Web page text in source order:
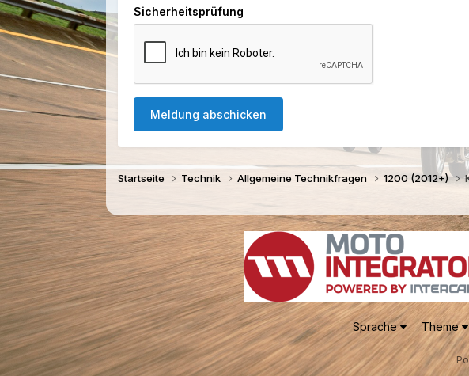
Sicherheitsprüfung
Meldung abschicken
Startseite Technik Allgemeine Technikfragen 1200 (2012+)
Sprache Theme